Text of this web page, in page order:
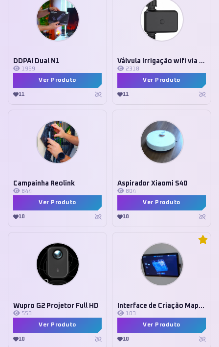
DDPAI Dual N1
1959
Ver Produto
11
Válvula Irrigação wifi via bateria
2318
Ver Produto
11
Campainha Reolink
844
Ver Produto
10
Aspirador Xiaomi S40
804
Ver Produto
10
Wupro G2 Projetor Full HD
553
Ver Produto
10
Interface de Criação Mapa 3D Tuya
103
Ver Produto
10